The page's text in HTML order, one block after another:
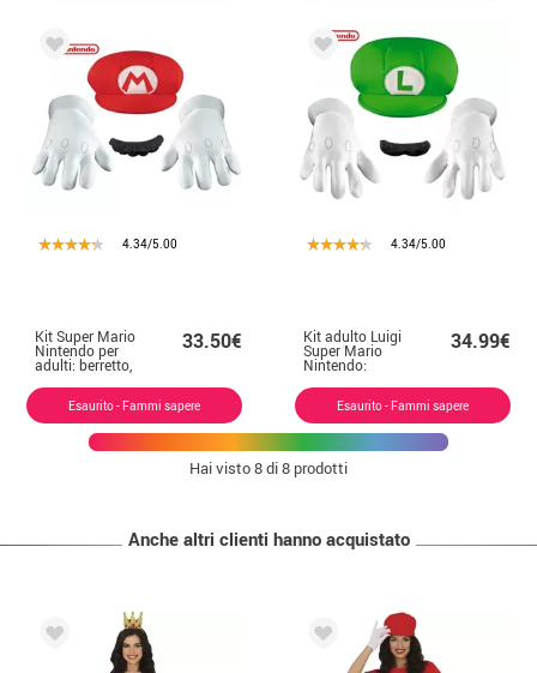
4.34/5.00
Kit Super Mario
Nintendo per
adulti: berretto,
33.50€
Esaurito - Fammi sapere
4.34/5.00
Kit adulto Luigi
Super Mario
Nintendo:
baffi
34.99€
Esaurito - Fammi sapere
Hai visto8di 8 prodotti
Anche altri clienti hanno acquistato